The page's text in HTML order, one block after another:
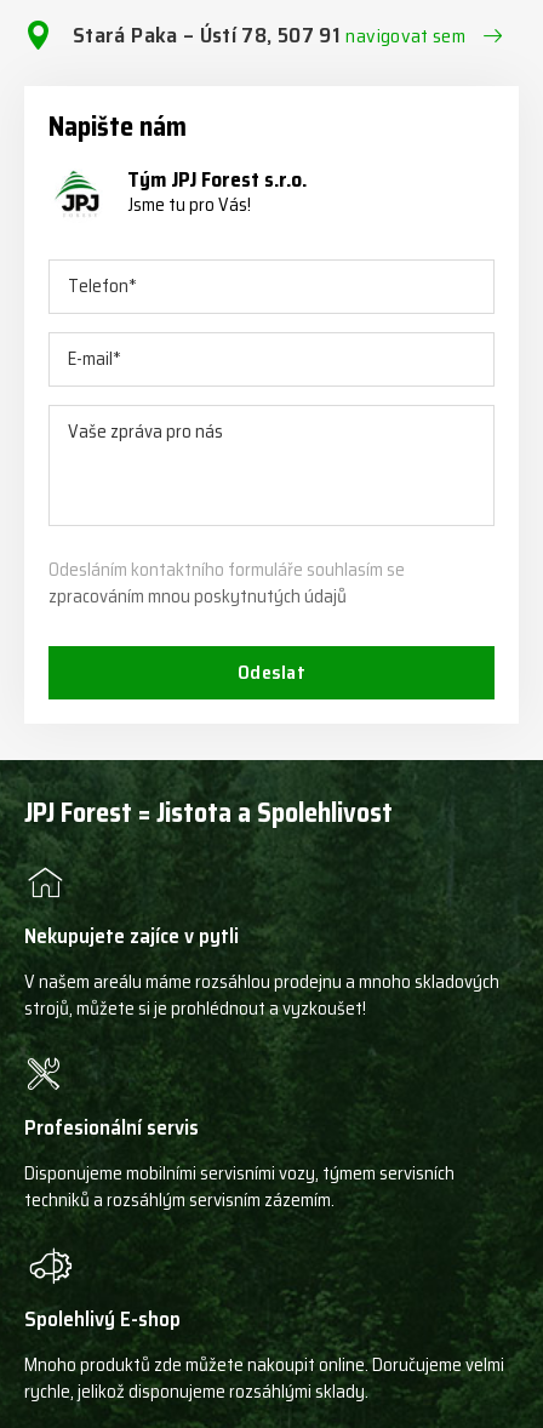
Stará Paka – Ústí 78, 507 91navigovat sem
Napište nám
Tým JPJ Forest s.r.o.
Jsme tu pro Vás!
Odesláním kontaktního formuláře souhlasím se
zpracováním mnou poskytnutých údajů
Odeslat
JPJ Forest = Jistota a Spolehlivost
Nekupujete zajíce v pytli
V našem areálu máme rozsáhlou prodejnu a mnoho skladových
strojů, můžete si je prohlédnout a vyzkoušet!
Profesionální servis
Disponujeme mobilními servisními vozy, týmem servisních
techniků a rozsáhlým servisním zázemím.
Spolehlivý E-shop
Mnoho produktů zde můžete nakoupit online. Doručujeme velmi
rychle, jelikož disponujeme rozsáhlými sklady.